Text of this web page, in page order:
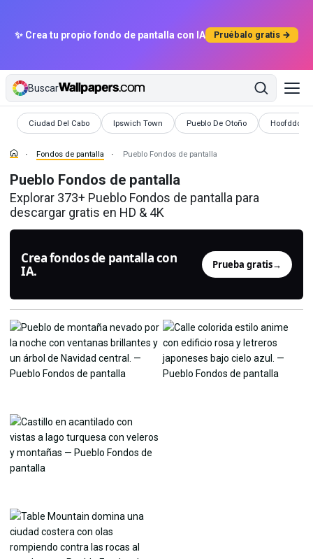
✨ Crea tu propio fondo de pantalla con IA Pruébalo gratis →
Buscar
Ciudad Del Cabo
Fondos de pantalla Ipswich Town
Fondos de pantalla Pueblo De Otoño
Fondos de pantalla Hoofddorp
Fondos de
Fondos de pantalla Pueblo Fondos de pantalla
Pueblo Fondos de pantalla
Explorar 373+ Pueblo Fondos de pantalla para
descargar gratis en HD & 4K
Crea fondos de pantalla con
IA.
Prueba gratis→